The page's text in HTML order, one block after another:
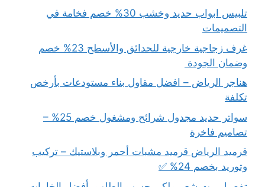
تلبيس ابواب حديد وخشب 30% خصم فخامة في
التصميمات
غرف زجاجية خارجية للحدائق والأسطح 23% خصم
وضمان الجودة
هناجر الرياض – افضل مقاول بناء مستودعات بأرخص
تكلفة
سواتر حديد مجدول شرائح ومشغول خصم 25% –
تصاميم فاخرة
قرميد الرياض قرميد مشبات أحمر وبلاستيك – تركيب
وتوريد بخصم 24% ✅